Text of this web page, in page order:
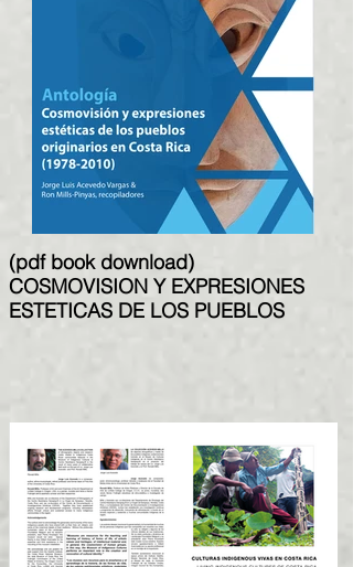
(pdf book download)
COSMOVISION Y EXPRESIONES
ESTETICAS DE LOS PUEBLOS